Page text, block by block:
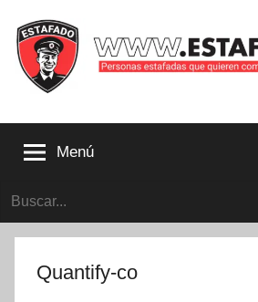
contenido
que
compartir
su
Menú
Buscar:
Quantify-co